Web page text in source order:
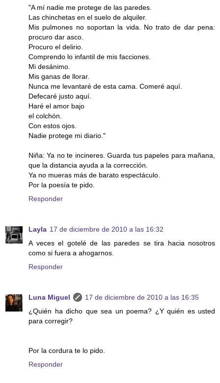
"A mí nadie me protege de las paredes.
Las chinchetas en el suelo de alquiler.
Mis pulmones no soportan la vida. No trato de dar pena:
procuro dar asco.
Procuro el delirio.
Comprendo lo infantil de mis facciones.
Mi desánimo.
Mis ganas de llorar.
Nunca me levantaré de esta cama. Comeré aquí.
Defecaré justo aquí.
Haré el amor bajo
el colchón.
Con estos ojos.
Nadie protege mi diario."
Niña: Ya no te incineres. Guarda tus papeles para mañana,
que la distancia ayuda a la corrección.
Ya no mueras más de barato espectáculo.
Por la poesía te pido.
Responder
Layla 17 de diciembre de 2010 a las 16:32
A veces el gotelé de las paredes se tira hacia nosotros
como si fuera a ahogarnos.
Responder
Luna Miguel
17 de diciembre de 2010 a las 16:35
¿Quién ha dicho que sea un poema? ¿Y quién es usted
para corregir?
Por la cordura te lo pido.
Responder